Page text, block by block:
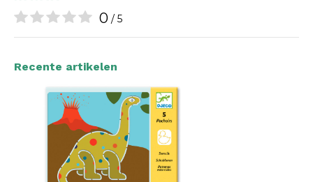
0 / 5
Recente artikelen